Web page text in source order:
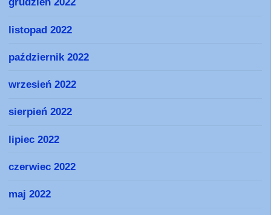
listopad 2022
październik 2022
wrzesień 2022
sierpień 2022
lipiec 2022
czerwiec 2022
maj 2022